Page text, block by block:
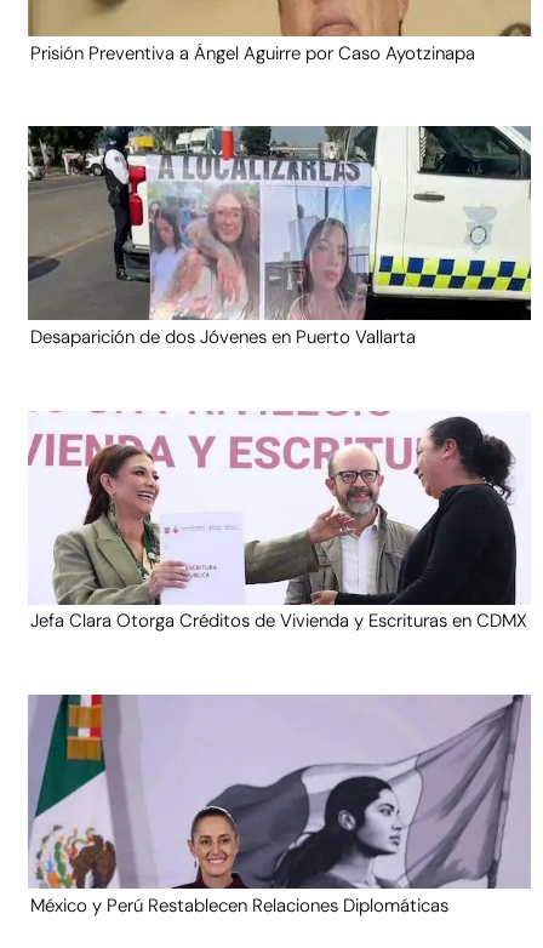
Prisión Preventiva a Ángel Aguirre por Caso Ayotzinapa
Desaparición de dos Jóvenes en Puerto Vallarta
Jefa Clara Otorga Créditos de Vivienda y Escrituras en CDMX
México y Perú Restablecen Relaciones Diplomáticas